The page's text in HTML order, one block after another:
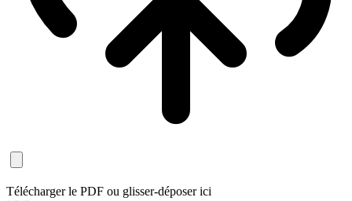
Télécharger le PDF ou glisser-déposer ici